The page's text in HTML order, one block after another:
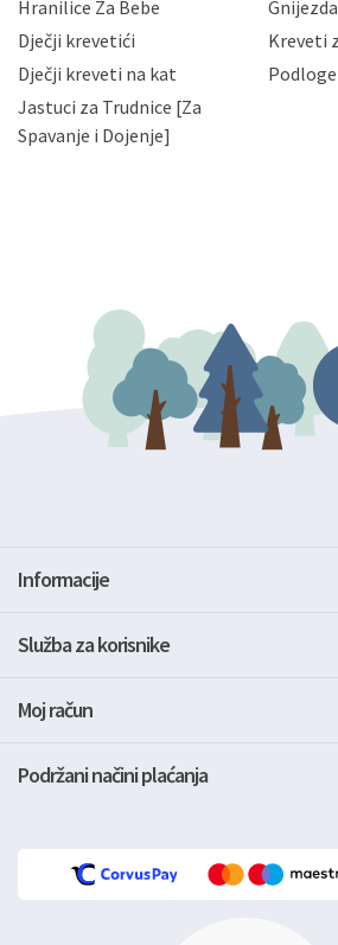
slučajevima koji su dozvoljeni
da možete u svako doba, u
zatražiti prestanak aktivnosti
podataka. Opoziv privole možete
gore navedenu adresu ili e-mailom
Hranilice Za Bebe
Dječji krevetići
Kreveti
Dječji kreveti na kat
Jastuci za Trudnice [Za
Spavanje i Dojenje]
Informacije
Služba za korisnike
Moj račun
Podržani načini plaćanja